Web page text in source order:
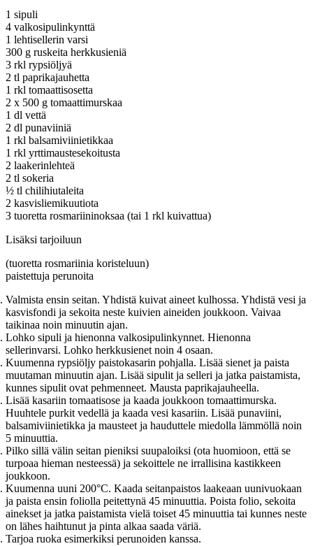
1 sipuli
4 valkosipulinkynttä
1 lehtisellerin varsi
300 g ruskeita herkkusieniä
3 rkl rypsiöljyä
2 tl paprikajauhetta
1 rkl tomaattisosetta
2 x 500 g tomaattimurskaa
1 dl vettä
2 dl punaviiniä
1 rkl balsamiviinietikkaa
1 rkl yrttimaustesekoitusta
2 laakerinlehteä
2 tl sokeria
½ tl chilihiutaleita
2 kasvisliemikuutiota
3 tuoretta rosmariininoksaa (tai 1 rkl kuivattua)
Lisäksi tarjoiluun
(tuoretta rosmariinia koristeluun)
paistettuja perunoita
Valmista ensin seitan. Yhdistä kuivat aineet kulhossa. Yhdistä vesi ja
kasvisfondi ja sekoita neste kuivien aineiden joukkoon. Vaivaa
taikinaa noin minuutin ajan.
Lohko sipuli ja hienonna valkosipulinkynnet. Hienonna
sellerinvarsi. Lohko herkkusienet noin 4 osaan.
Kuumenna rypsiöljy paistokasarin pohjalla. Lisää sienet ja paista
muutaman minuutin ajan. Lisää sipulit ja selleri ja jatka paistamista,
kunnes sipulit ovat pehmenneet. Mausta paprikajauheella.
Lisää kasariin tomaatisose ja kaada joukkoon tomaattimurska.
Huuhtele purkit vedellä ja kaada vesi kasariin. Lisää punaviini,
balsamiviinietikka ja mausteet ja hauduttele miedolla lämmöllä noin
5 minuuttia.
Pilko sillä välin seitan pieniksi suupaloiksi (ota huomioon, että se
turpoaa hieman nesteessä) ja sekoittele ne irrallisina kastikkeen
joukkoon.
Kuumenna uuni 200°C. Kaada seitanpaistos laakeaan uunivuokaan
ja paista ensin foliolla peitettynä 45 minuuttia. Poista folio, sekoita
ainekset ja jatka paistamista vielä toiset 45 minuuttia tai kunnes neste
on lähes haihtunut ja pinta alkaa saada väriä.
Tarjoa ruoka esimerkiksi perunoiden kanssa.